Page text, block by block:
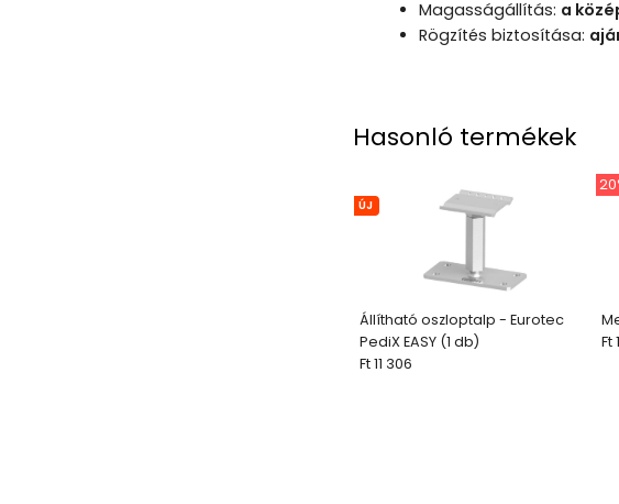
Magasságállítás: a
Rögzítés biztosítása:
Hasonló termékek
Állítható oszloptalp - Eurotec
PediX EASY (1 db)
ÚJ
Ft 11 306
Ft